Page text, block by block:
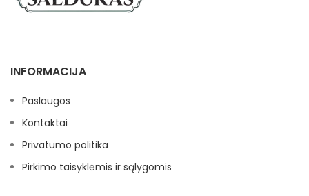
INFORMACIJA
Paslaugos
Kontaktai
Privatumo politika
Pirkimo taisyklėmis ir sąlygomis